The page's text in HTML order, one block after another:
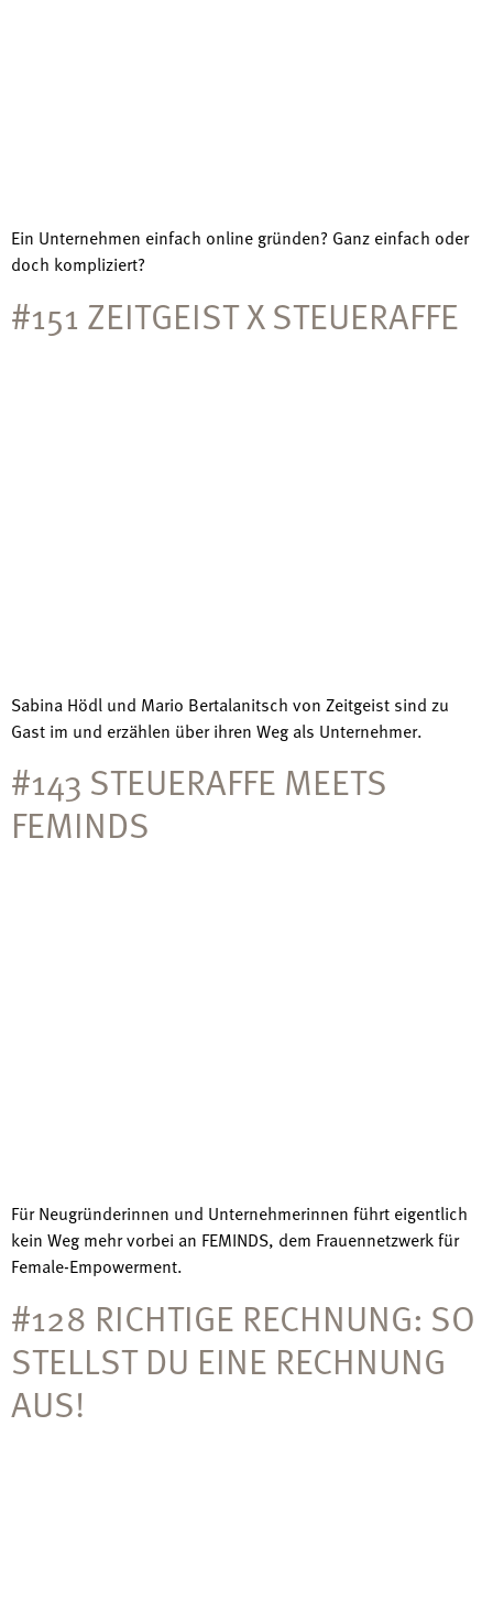
Ein Unternehmen einfach online gründen? Ganz einfach oder
doch kompliziert?
#151 ZEITGEIST X STEUERAFFE
Sabina Hödl und Mario Bertalanitsch von Zeitgeist sind zu
Gast im und erzählen über ihren Weg als Unternehmer.
#143 STEUERAFFE MEETS
FEMINDS
Für Neugründerinnen und Unternehmerinnen führt eigentlich
kein Weg mehr vorbei an FEMINDS, dem Frauennetzwerk für
Female-Empowerment.
#128 RICHTIGE RECHNUNG: SO
STELLST DU EINE RECHNUNG
AUS!